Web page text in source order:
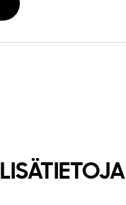
LISÄTIETOJA